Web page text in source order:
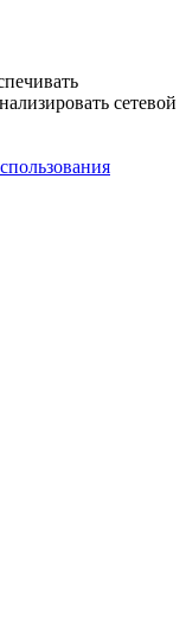
сетевой